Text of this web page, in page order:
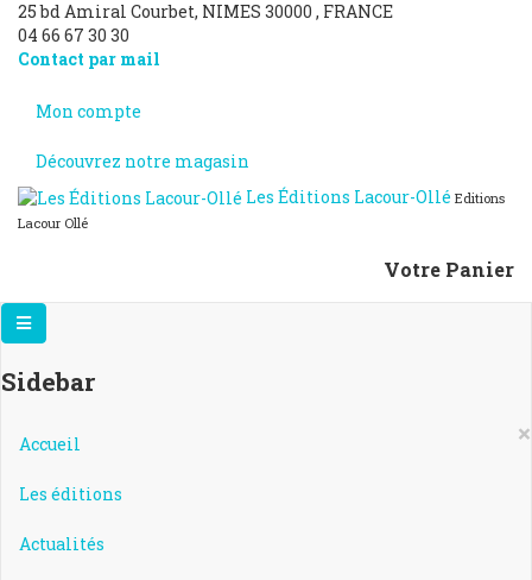
25 bd Amiral Courbet, NIMES 30000 , FRANCE
04 66 67 30 30
Contact par mail
Mon compte
Découvrez notre magasin
Les Éditions Lacour-Ollé Editions
Lacour Ollé
Votre Panier
Sidebar
×
Accueil
Les éditions
Actualités